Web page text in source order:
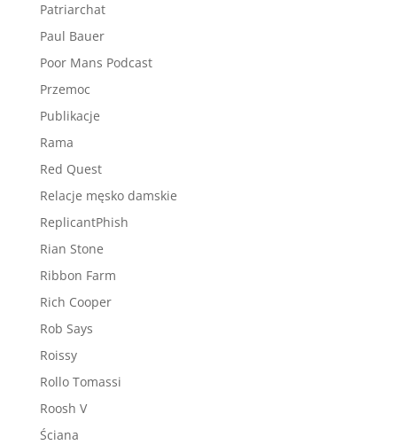
Patriarchat
Paul Bauer
Poor Mans Podcast
Przemoc
Publikacje
Rama
Red Quest
Relacje męsko damskie
ReplicantPhish
Rian Stone
Ribbon Farm
Rich Cooper
Rob Says
Roissy
Rollo Tomassi
Roosh V
Ściana